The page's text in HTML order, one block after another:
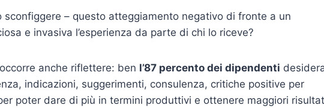
sconfiggere – questo atteggiamento negativo di fronte a un
e invasiva l’esperienza da parte di chi lo riceve?
anche riflettere: ben l’87 percento dei dipendenti
indicazioni, suggerimenti, consulenza, critiche positive per
poter dare di più in termini produttivi e ottenere maggiori